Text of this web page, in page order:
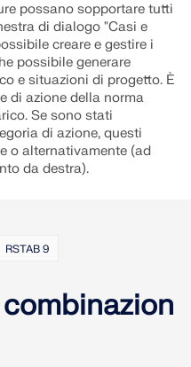
possano sopportare tutti
di dialogo "Casi e
creare e gestire i
possibile generare
e situazioni di progetto. È
di azione della norma
Se sono stati
di azione, questi
o alternativamente (ad
da destra).
RSTAB 9